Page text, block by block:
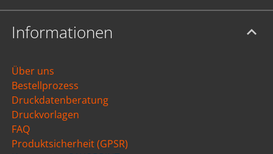
Informationen
Über uns
Bestellprozess
Druckdatenberatung
Druckvorlagen
FAQ
Produktsicherheit (GPSR)